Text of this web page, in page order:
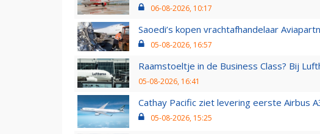
06-08-2026, 10:17
Saoedi’s kopen vrachtafhandelaar
05-08-2026, 16:57
Raamstoeltje in de Business Class? Bij
05-08-2026, 16:41
Cathay Pacific ziet levering eerste Airbus
05-08-2026, 15:25